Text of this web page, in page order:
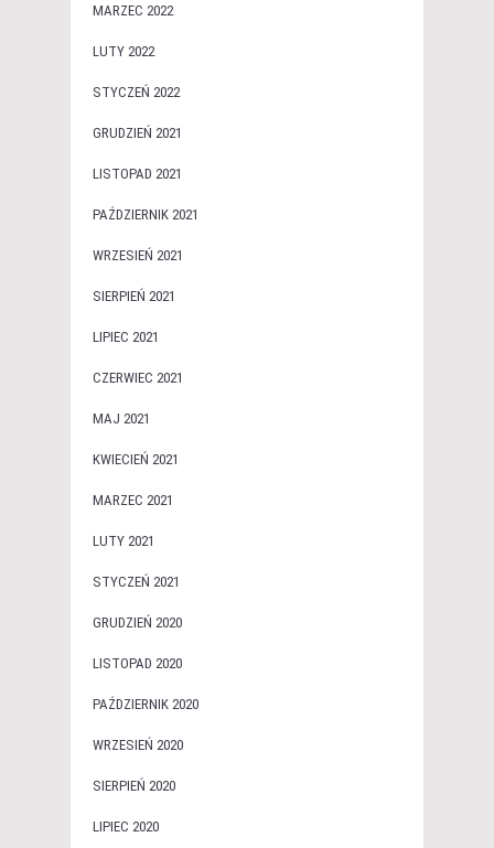
MARZEC 2022
LUTY 2022
STYCZEŃ 2022
GRUDZIEŃ 2021
LISTOPAD 2021
PAŹDZIERNIK 2021
WRZESIEŃ 2021
SIERPIEŃ 2021
LIPIEC 2021
CZERWIEC 2021
MAJ 2021
KWIECIEŃ 2021
MARZEC 2021
LUTY 2021
STYCZEŃ 2021
GRUDZIEŃ 2020
LISTOPAD 2020
PAŹDZIERNIK 2020
WRZESIEŃ 2020
SIERPIEŃ 2020
LIPIEC 2020